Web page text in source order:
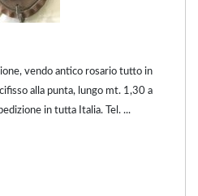
vendo antico rosario tutto in
alla punta, lungo mt. 1,30 a
in tutta Italia. Tel. ...